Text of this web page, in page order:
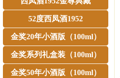
52度西凤酒1952
金奖20年小酒版（100ml）
金奖系列礼盒装（100ml）
金奖50年小酒版（100ml）